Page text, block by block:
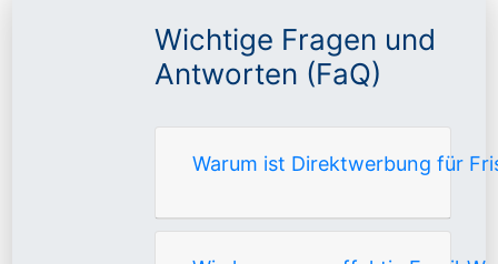
Wichtige Fragen und
Antworten (FaQ)
Warum ist Direktwerbung für